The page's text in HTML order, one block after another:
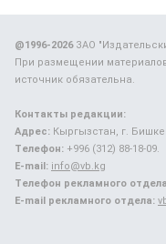
@1996-2026ЗАО
При размещении
источник обязательна.
Контакты редакции:
Адрес: Кыргызстан, г.
Телефон: +996 (312) 88-18-09.
E-mail: info@vb.kg
Телефон рекламного
E-mail рекламного отдела: